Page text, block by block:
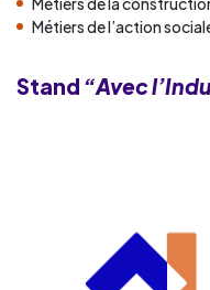
Métiers de l’action
Stand “Avec